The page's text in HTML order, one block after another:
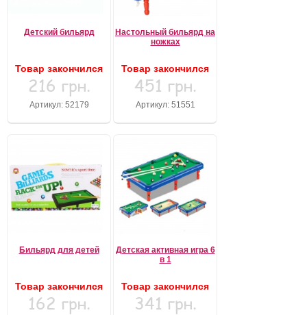
Детский бильярд
Товар закончился
216 грн.
Артикул: 52179
Настольный бильярд на
ножках
Товар закончился
451 грн.
Артикул: 51551
Бильярд для детей
Товар закончился
162 грн.
Детская активная игра 6
в 1
Товар закончился
341 грн.